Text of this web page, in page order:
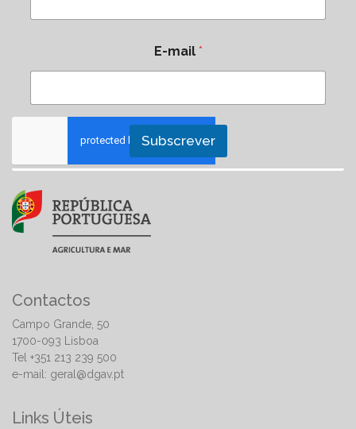
E-mail *
Subscrever
Contactos
Campo Grande, 50
1700-093 Lisboa
Tel +351 213 239 500
e-mail: geral@dgav.pt
Links Úteis